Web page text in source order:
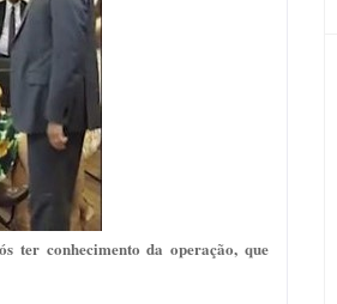
ter conhecimento da operação, que